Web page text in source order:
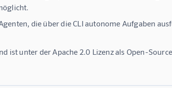
die über die CLI autonome Aufgaben
ist unter der Apache 2.0 Lizenz als Open-